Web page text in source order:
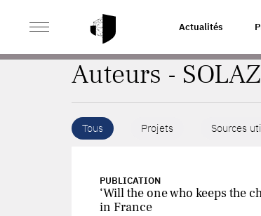
Actualités
ACCUEIL
Auteurs -
Tous Projets Sources
PUBLICATION
‘Will the one who keeps the
in France